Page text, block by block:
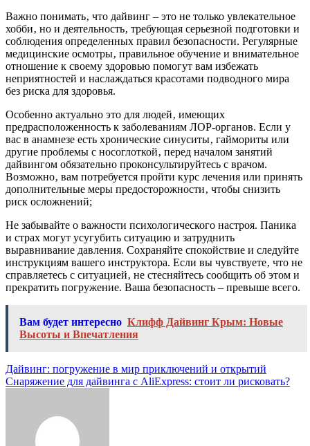
Важно понимать‚ что дайвинг – это не только увлекательное
хобби‚ но и деятельность‚ требующая серьезной подготовки и
соблюдения определенных правил безопасности. Регулярные
медицинские осмотры‚ правильное обучение и внимательное
отношение к своему здоровью помогут вам избежать
неприятностей и наслаждаться красотами подводного мира
без риска для здоровья.
Особенно актуально это для людей‚ имеющих
предрасположенность к заболеваниям ЛОР-органов. Если у
вас в анамнезе есть хронические синуситы‚ гаймориты или
другие проблемы с носоглоткой‚ перед началом занятий
дайвингом обязательно проконсультируйтесь с врачом.
Возможно‚ вам потребуется пройти курс лечения или принять
дополнительные меры предосторожности‚ чтобы снизить
риск осложнений;
Не забывайте о важности психологического настроя. Паника
и страх могут усугубить ситуацию и затруднить
выравнивание давления. Сохраняйте спокойствие и следуйте
инструкциям вашего инструктора. Если вы чувствуете‚ что не
справляетесь с ситуацией‚ не стесняйтесь сообщить об этом и
прекратить погружение. Ваша безопасность – превыше всего.
Вам будет интересно Клифф Дайвинг Крым: Новые
Высоты и Впечатления
Навигация
по
Дайвинг: погружение в мир приключений и открытий
Снаряжение для дайвинга с AliExpress: стоит ли рисковать?